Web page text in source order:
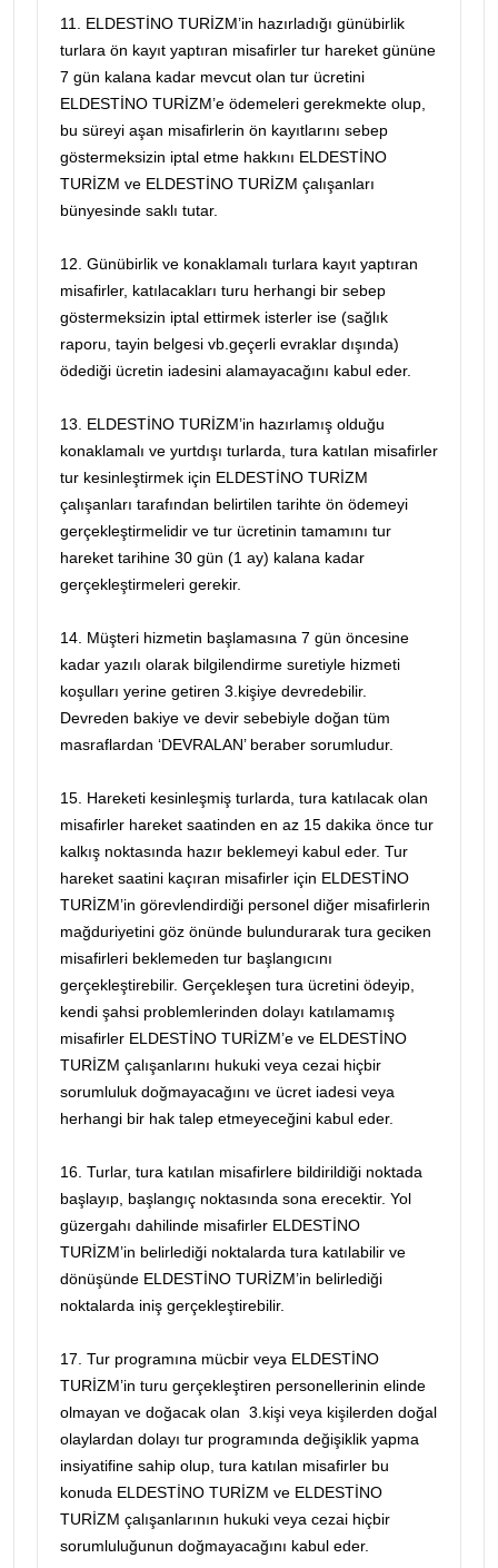
11. ELDESTİNO TURİZM’in hazırladığı günübirlik
turlara ön kayıt yaptıran misafirler tur hareket gününe
7 gün kalana kadar mevcut olan tur ücretini
ELDESTİNO TURİZM’e ödemeleri gerekmekte olup,
bu süreyi aşan misafirlerin ön kayıtlarını sebep
göstermeksizin iptal etme hakkını ELDESTİNO
TURİZM ve ELDESTİNO TURİZM çalışanları
bünyesinde saklı tutar.
12. Günübirlik ve konaklamalı turlara kayıt yaptıran
misafirler, katılacakları turu herhangi bir sebep
göstermeksizin iptal ettirmek isterler ise (sağlık
raporu, tayin belgesi vb.geçerli evraklar dışında)
ödediği ücretin iadesini alamayacağını kabul eder.
13. ELDESTİNO TURİZM’in hazırlamış olduğu
konaklamalı ve yurtdışı turlarda, tura katılan misafirler
tur kesinleştirmek için ELDESTİNO TURİZM
çalışanları tarafından belirtilen tarihte ön ödemeyi
gerçekleştirmelidir ve tur ücretinin tamamını tur
hareket tarihine 30 gün (1 ay) kalana kadar
gerçekleştirmeleri gerekir.
14. Müşteri hizmetin başlamasına 7 gün öncesine
kadar yazılı olarak bilgilendirme suretiyle hizmeti
koşulları yerine getiren 3.kişiye devredebilir.
Devreden bakiye ve devir sebebiyle doğan tüm
masraflardan ‘DEVRALAN’ beraber sorumludur.
15. Hareketi kesinleşmiş turlarda, tura katılacak olan
misafirler hareket saatinden en az 15 dakika önce tur
kalkış noktasında hazır beklemeyi kabul eder. Tur
hareket saatini kaçıran misafirler için ELDESTİNO
TURİZM’in görevlendirdiği personel diğer misafirlerin
mağduriyetini göz önünde bulundurarak tura geciken
misafirleri beklemeden tur başlangıcını
gerçekleştirebilir. Gerçekleşen tura ücretini ödeyip,
kendi şahsi problemlerinden dolayı katılamamış
misafirler ELDESTİNO TURİZM’e ve ELDESTİNO
TURİZM çalışanlarını hukuki veya cezai hiçbir
sorumluluk doğmayacağını ve ücret iadesi veya
herhangi bir hak talep etmeyeceğini kabul eder.
16. Turlar, tura katılan misafirlere bildirildiği noktada
başlayıp, başlangıç noktasında sona erecektir. Yol
güzergahı dahilinde misafirler ELDESTİNO
TURİZM’in belirlediği noktalarda tura katılabilir ve
dönüşünde ELDESTİNO TURİZM’in belirlediği
noktalarda iniş gerçekleştirebilir.
17. Tur programına mücbir veya ELDESTİNO
TURİZM’in turu gerçekleştiren personellerinin elinde
olmayan ve doğacak olan 3.kişi veya kişilerden doğal
olaylardan dolayı tur programında değişiklik yapma
insiyatifine sahip olup, tura katılan misafirler bu
konuda ELDESTİNO TURİZM ve ELDESTİNO
TURİZM çalışanlarının hukuki veya cezai hiçbir
sorumluluğunun doğmayacağını kabul eder.